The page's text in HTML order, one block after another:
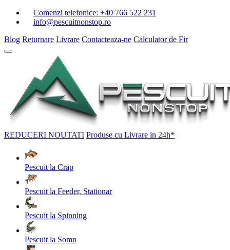
Comenzi telefonice: +40 766 522 231
info@pescuitnonstop.ro
Blog Returnare Livrare Contacteaza-ne Calculator de Fir
REDUCERI NOUTATI Produse cu Livrare in 24h*
Pescuit la Crap
Pescuit la Feeder, Stationar
Pescuit la Spinning
Pescuit la Somn